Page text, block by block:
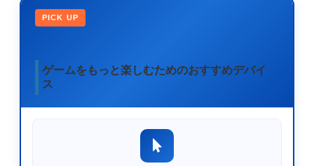
PICK UP
ゲームをもっと楽しむためのおすすめデバイ
ス